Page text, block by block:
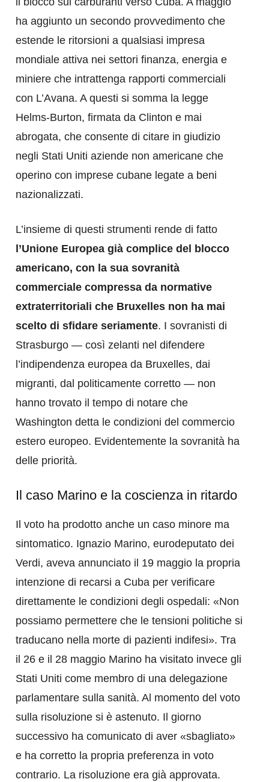
ha aggiunto un secondo provvedimento che
estende le ritorsioni a qualsiasi impresa
mondiale attiva nei settori finanza, energia e
miniere che intrattenga rapporti commerciali
con L’Avana. A questi si somma la legge
Helms-Burton, firmata da Clinton e mai
abrogata, che consente di citare in giudizio
negli Stati Uniti aziende non americane che
operino con imprese cubane legate a beni
nazionalizzati.
L’insieme di questi strumenti rende di fatto
l’Unione Europea già complice del blocco
americano, con la sua sovranità
commerciale compressa da normative
extraterritoriali che Bruxelles non ha mai
scelto di sfidare seriamente. I sovranisti di
Strasburgo — così zelanti nel difendere
l’indipendenza europea da Bruxelles, dai
migranti, dal politicamente corretto — non
hanno trovato il tempo di notare che
Washington detta le condizioni del commercio
estero europeo. Evidentemente la sovranità ha
delle priorità.
Il caso Marino e la coscienza in ritardo
Il voto ha prodotto anche un caso minore ma
sintomatico. Ignazio Marino, eurodeputato dei
Verdi, aveva annunciato il 19 maggio la propria
intenzione di recarsi a Cuba per verificare
direttamente le condizioni degli ospedali: «Non
possiamo permettere che le tensioni politiche si
traducano nella morte di pazienti indifesi». Tra
il 26 e il 28 maggio Marino ha visitato invece gli
Stati Uniti come membro di una delegazione
parlamentare sulla sanità. Al momento del voto
sulla risoluzione si è astenuto. Il giorno
successivo ha comunicato di aver «sbagliato»
e ha corretto la propria preferenza in voto
contrario. La risoluzione era già approvata.